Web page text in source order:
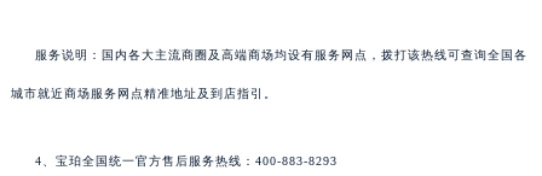
服务说明：国内各大主流商圈及高端商场均设有服务网点，拨打该热线可查询全国各
城市就近商场服务网点精准地址及到店指引。
4、宝珀全国统一官方售后服务热线：400-883-8293